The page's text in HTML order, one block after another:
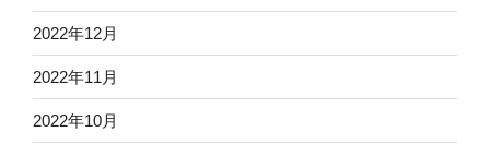
2022年12月
2022年11月
2022年10月